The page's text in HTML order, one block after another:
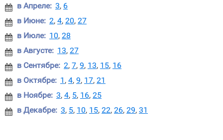
 в Апреле: 3, 6
 в Июне: 2, 4, 20, 27
 в Июле: 10, 28
 в Августе: 13, 27
 в Сентябре: 2, 7, 9, 13, 15, 16
 в Октябре: 1 , 4, 9, 17, 21
 в Ноябре: 3, 4, 5, 16, 25
 в Декабре: 3, 5, 10, 15, 22, 26, 29, 31